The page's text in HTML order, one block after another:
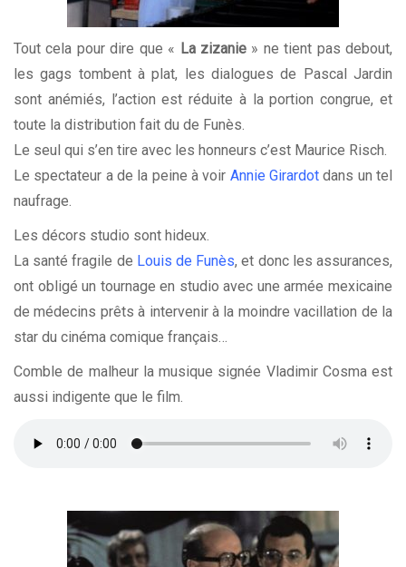
Tout cela pour dire que « La zizanie» ne tient pas debout,
les gags tombent à plat, les dialogues de Pascal Jardin
sont anémiés, l’action est réduite à la portion congrue, et
toute la distribution fait du de Funès.
Le seul qui s’en tire avec les honneurs c’est Maurice Risch.
Le spectateur a de la peine à voir Annie Girardot dans un tel
naufrage.
Les décors studio sont hideux.
La santé fragile de Louis de Funès, et donc les assurances,
ont obligé un tournage en studio avec une armée mexicaine
de médecins prêts à intervenir à la moindre vacillation de la
star du cinéma comique français…
Comble de malheur la musique signée Vladimir Cosma est
aussi indigente que le film.